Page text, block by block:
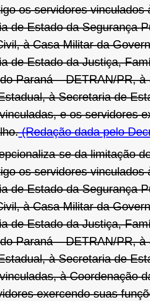
os servidores
de Estado da Segurança
à Casa Militar da
de Estado da Justiça,
Paraná – DETRAN/PR,
à Secretaria de
e os servidores
(Redação dada pelo
se da limitação
os servidores
de Estado da Segurança
à Casa Militar da
de Estado da Justiça,
Paraná – DETRAN/PR,
à Secretaria de
à Coordenação
exercendo suas